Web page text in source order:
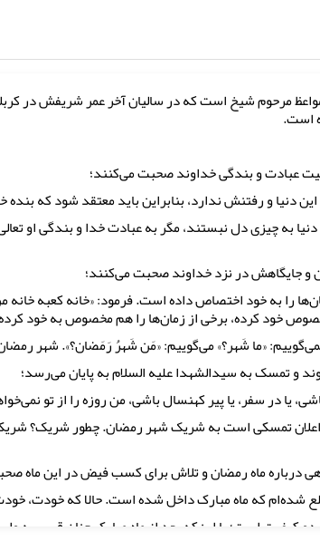
۵۹ مجلس از مواعظ مرحوم شیخ است که در سالیان آخر عمر
است.
عبادت و بندگی خداوند صحبت می‌کنند؛
دنیا و رفتنش ندارد، بنابراین باید معتقد شود که
به چیزی دل نبستند، مگر به عبادت خدا و بندگی او
و جایگاهش در نزد خداوند صحبت می‌کنند؛
را به خود اختصاص داده است. فرمود: «خانه کعبه
خود کرده، برخی از زمان‌ها را هم مخصوص به خود
«ما شَهر؟» می‌گوییم: «مَن شَهرُ رَمَضان؟». شهر
و تمسک به سیدالشهدا علیه السلام به پایان می‌رسد؛
یا در سفر، یا پیر کهنسال باشی، من روزه را از تو
اعلان تمسکی است به شریک شهر رمضان. چطور شریک؟
درباره ماه رمضان و تلاش برای کسب فیض در این ماه
که ماه مبارک داخل شده است. حالا که خودت، خودت
دو کیفیت است؛ یا این‌که بعد از ماه مبارک چنان